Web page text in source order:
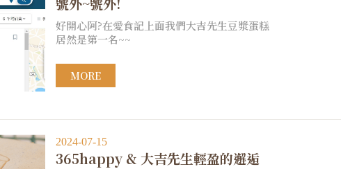
好開心阿?在愛食記上面我們大吉先生豆漿蛋糕
居然是第一名~~
MORE
2024-07-15
365happy & 大吉先生輕盈的邂逅